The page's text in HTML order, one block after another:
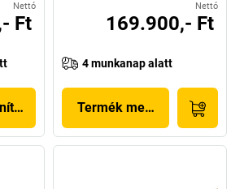
Nettó
Ft
Nettó
169.900,- Ft
4 munkanap alatt
Termék megjelenítése